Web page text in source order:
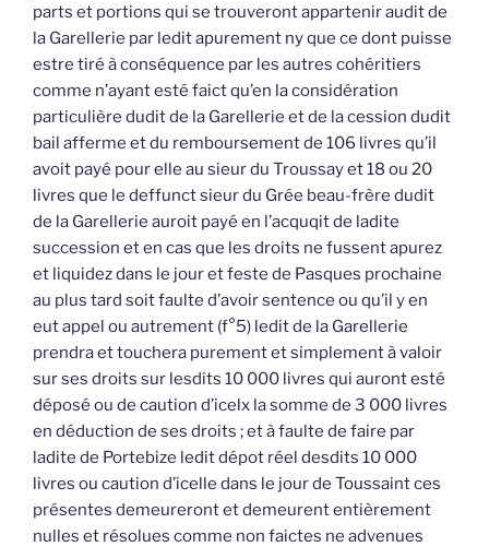
parts et portions qui se trouveront appartenir audit de
la Garellerie par ledit apurement ny que ce dont puisse
estre tiré à conséquence par les autres cohéritiers
comme n’ayant esté faict qu’en la considération
particulière dudit de la Garellerie et de la cession dudit
bail afferme et du remboursement de 106 livres qu’il
avoit payé pour elle au sieur du Troussay et 18 ou 20
livres que le deffunct sieur du Grée beau-frère dudit
de la Garellerie auroit payé en l’acquqit de ladite
succession et en cas que les droits ne fussent apurez
et liquidez dans le jour et feste de Pasques prochaine
au plus tard soit faulte d’avoir sentence ou qu’il y en
eut appel ou autrement (f°5) ledit de la Garellerie
prendra et touchera purement et simplement à valoir
sur ses droits sur lesdits 10 000 livres qui auront esté
déposé ou de caution d’icelx la somme de 3 000 livres
en déduction de ses droits ; et à faulte de faire par
ladite de Portebize ledit dépot réel desdits 10 000
livres ou caution d’icelle dans le jour de Toussaint ces
présentes demeureront et demeurent entièrement
nulles et résolues comme non faictes ne advenues